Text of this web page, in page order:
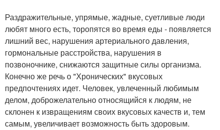
Раздражительные, упрямые, жадные, суетливые люди
любят много есть, торопятся во время еды - появляется
лишний вес, нарушения артериального давления,
гормональные расстройства, нарушения в
позвоночнике, снижаются защитные силы организма.
Конечно же речь о "Хронических" вкусовых
предпочтениях идет. Человек, увлеченный любимым
делом, доброжелательно относящийся к людям, не
склонен к извращениям своих вкусовых качеств и, тем
самым, увеличивает возможность быть здоровым.